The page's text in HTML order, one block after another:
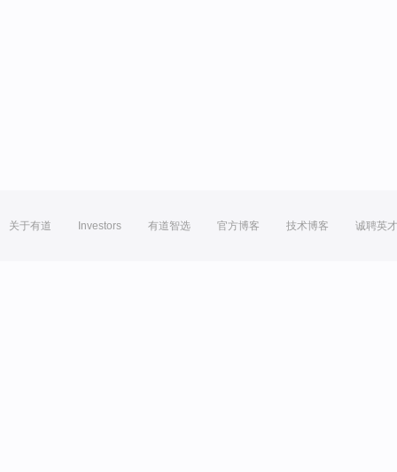
关于有道 Investors 有道智选 官方博客 技术博客 诚聘英才